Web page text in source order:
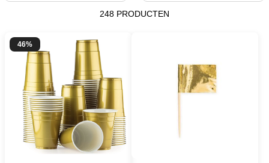
248 PRODUCTEN
46%